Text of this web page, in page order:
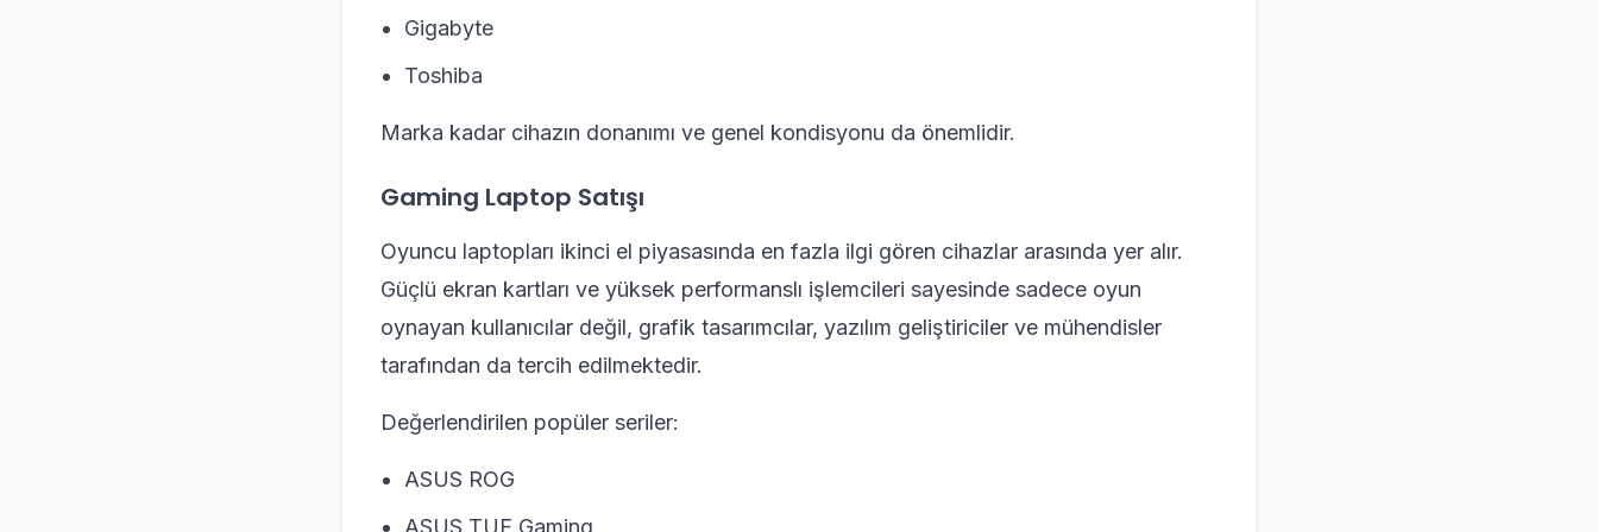
Gigabyte
Toshiba
Marka kadar cihazın donanımı ve genel kondisyonu da önemlidir.
Gaming Laptop Satışı
Oyuncu laptopları ikinci el piyasasında en fazla ilgi gören cihazlar arasında yer alır.
Güçlü ekran kartları ve yüksek performanslı işlemcileri sayesinde sadece oyun
oynayan kullanıcılar değil, grafik tasarımcılar, yazılım geliştiriciler ve mühendisler
tarafından da tercih edilmektedir.
Değerlendirilen popüler seriler:
ASUS ROG
ASUS TUF Gaming